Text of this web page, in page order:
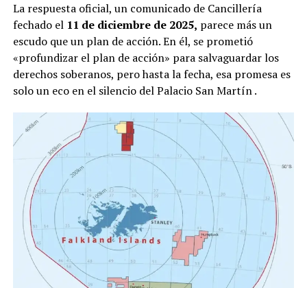
La respuesta oficial, un comunicado de Cancillería
fechado el 11 de diciembre de 2025, parece más un
escudo que un plan de acción. En él, se prometió
«profundizar el plan de acción» para salvaguardar los
derechos soberanos, pero hasta la fecha, esa promesa es
solo un eco en el silencio del Palacio San Martín.